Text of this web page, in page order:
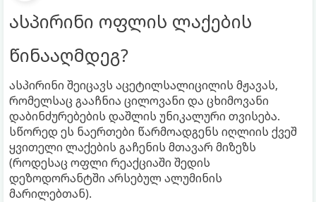
ასპირინი ოფლის ლაქების
წინააღმდეგ?
ასპირინი შეიცავს აცეტილსალიცილის მჟავას,
რომელსაც გააჩნია ცილოვანი და ცხიმოვანი
დაბინძურებების დაშლის უნიკალური თვისება.
სწორედ ეს ნაერთები წარმოადგენს იღლიის ქვეშ
ყვითელი ლაქების გაჩენის მთავარ მიზეზს
(როდესაც ოფლი რეაქციაში შედის
დეზოდორანტში არსებულ ალუმინის
მარილებთან).